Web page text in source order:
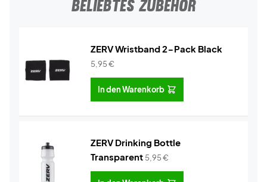
BELIEBTES ZUBEHÖR
ZERV Wristband 2-Pack Black
5,95€
In den Warenkorb
ZERV Drinking Bottle
Transparent 5,95€